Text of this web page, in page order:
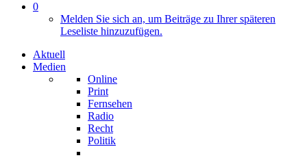
0
Melden Sie sich an, um Beiträge zu Ihrer späteren
Leseliste hinzuzufügen.
Aktuell
Medien
Online
Print
Fernsehen
Radio
Recht
Politik